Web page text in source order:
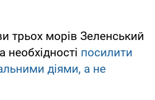
трьох морів Зеленський
необхідності посилити
діями, а не